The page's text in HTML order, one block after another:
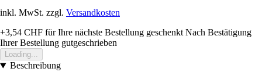
inkl. MwSt. zzgl. Versandkosten
+3,54 CHF für Ihre nächste Bestellung geschenkt Nach Bestätigung
Ihrer Bestellung gutgeschrieben
Loading...
Beschreibung